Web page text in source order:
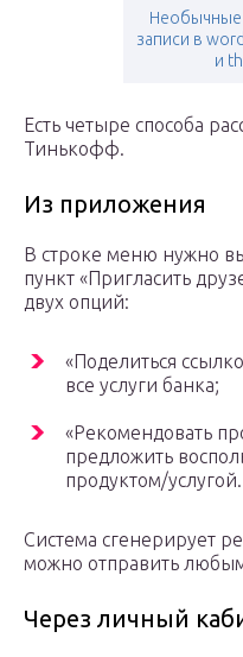
Необычные
записи в
и
Есть четыре способа
Тинькофф.
Из приложения
В строке меню нужно
пункт «Пригласить
двух опций:
«Поделиться
все услуги банка;
«Рекомендовать
предложить
продуктом/услугой.
Система сгенерирует
можно отправить
Через личный